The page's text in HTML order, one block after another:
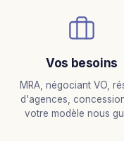
Vos besoins
MRA, négociant VO,
d'agences,
votre modèle nous